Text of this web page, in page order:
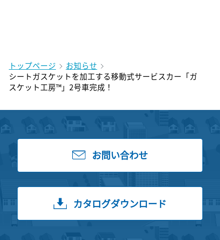
トップページ
お知らせ
シートガスケットを加工する移動式サービスカー「ガ
スケット工房™」2号車完成！
お問い合わせ
カタログダウンロード